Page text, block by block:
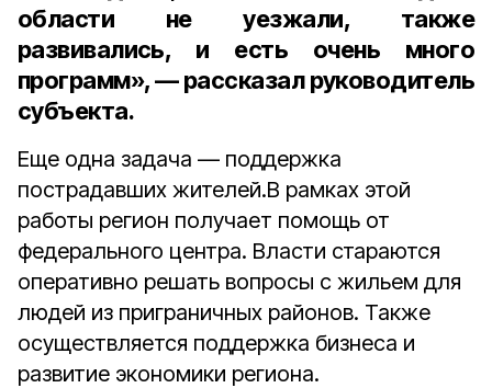
области не уезжали, также
развивались, и есть очень много
программ», — рассказал руководитель
субъекта.
Еще одна задача — поддержка
пострадавших жителей.В рамках этой
работы регион получает помощь от
федерального центра. Власти стараются
оперативно решать вопросы с жильем для
людей из приграничных районов. Также
осуществляется поддержка бизнеса и
развитие экономики региона.